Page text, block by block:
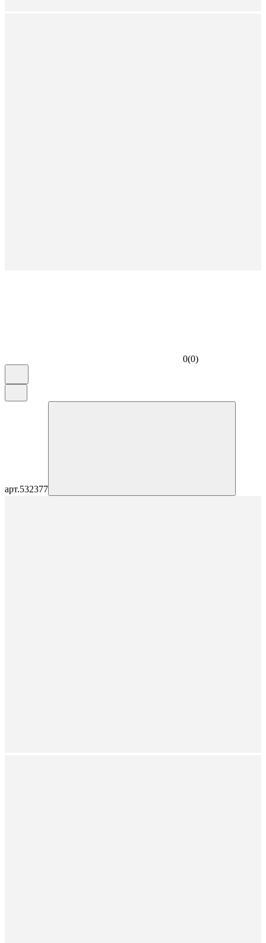
0(0)
арт.532377